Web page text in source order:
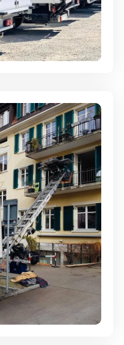
sicher